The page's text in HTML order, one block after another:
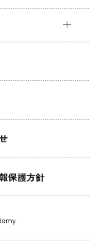
保護方針